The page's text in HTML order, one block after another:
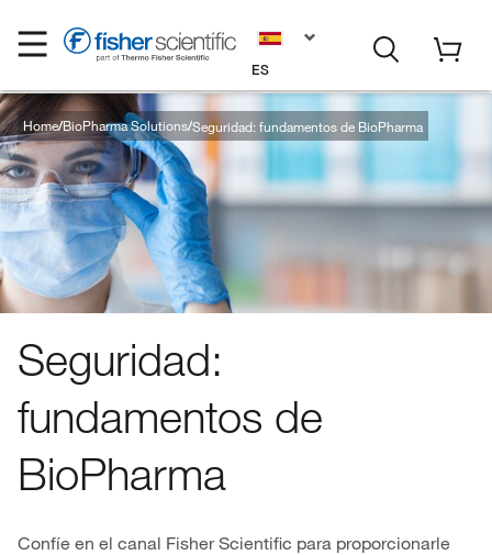
ES
Home BioPharma Solutions Seguridad: fundamentos de BioPharma
Seguridad:
fundamentos de
BioPharma
Confíe en el canal Fisher Scientific para proporcionarle